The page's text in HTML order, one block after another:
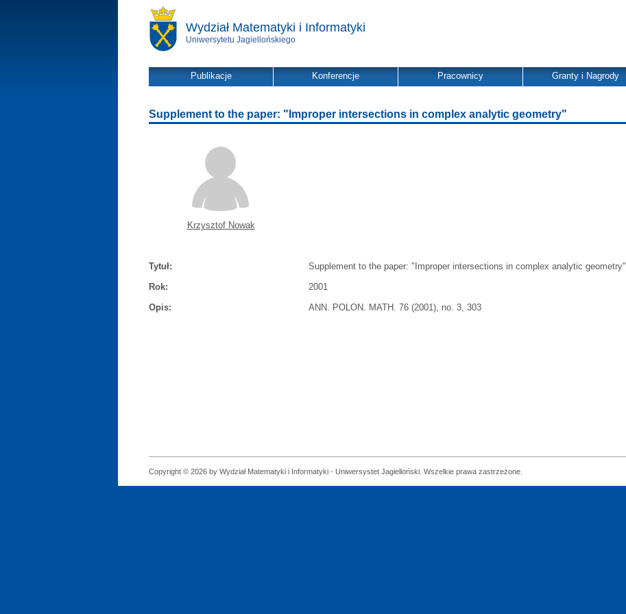
Wydział Matematyki i Informatyki
Uniwersytetu Jagiellońskiego
Publikacje Konferencje Pracownicy Granty i Nagrody
Supplement to the paper: "Improper intersections in complex analytic geometry"
Krzysztof Nowak
Tytuł:
Supplement to the paper: "Improper intersections in complex analytic geometry"
Rok:
2001
Opis:
ANN. POLON. MATH. 76 (2001), no. 3, 303
Copyright © 2026 by Wydział Matematyki i Informatyki - Uniwersystet Jagielloński. Wszelkie prawa zastrzeżone.